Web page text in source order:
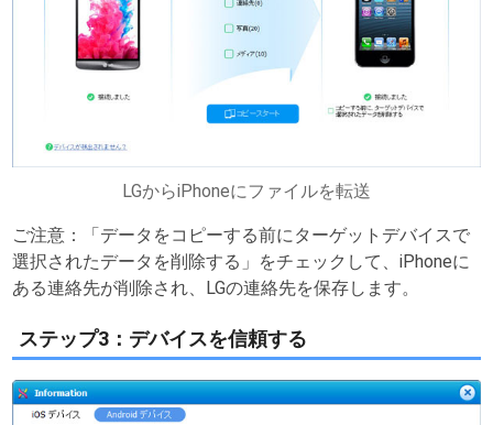
LGからiPhoneにファイルを転送
ご注意：「データをコピーする前にターゲットデバイスで
選択されたデータを削除する」をチェックして、iPhoneに
ある連絡先が削除され、LGの連絡先を保存します。
ステップ3：デバイスを信頼する